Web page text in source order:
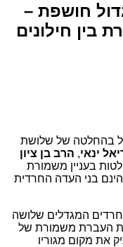
חושפת –
בין חילונים
בהחלטה של שלושת
ינאי, הרב בן ציון
בעניין משמורת
בני העדה החרדית
חרדים המגדלים שלושה
העברת משמורת של
את מקום מגוריו